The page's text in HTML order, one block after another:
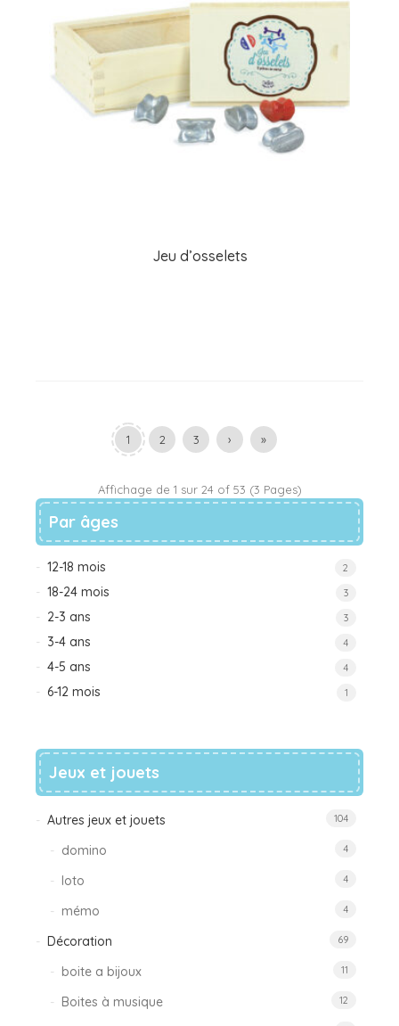
Jeu d’osselets
1 2 3 › »
Affichage de 1 sur 24 of 53 (3 Pages)
Par âges
12-18 mois 2
18-24 mois 3
2-3 ans 3
3-4 ans 4
4-5 ans 4
6-12 mois 1
Jeux et jouets
Autres jeux et jouets 104
domino 4
loto 4
mémo 4
Décoration 69
boite a bijoux 11
Boites à musique 12